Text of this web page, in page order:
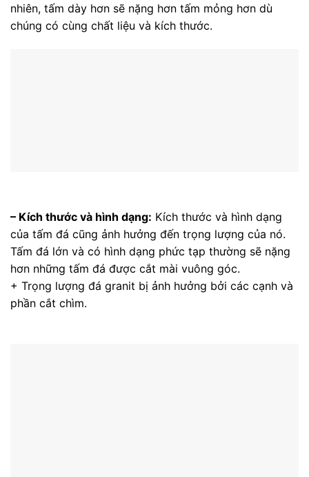
nhiên, tấm dày hơn sẽ nặng hơn tấm mỏng hơn dù
chúng có cùng chất liệu và kích thước.
– Kích thước và hình dạng: Kích thước và hình dạng
của tấm đá cũng ảnh hưởng đến trọng lượng của nó.
Tấm đá lớn và có hình dạng phức tạp thường sẽ nặng
hơn những tấm đá được cắt mài vuông góc.
+ Trọng lượng đá granit bị ảnh hưởng bởi các cạnh và
phần cắt chìm.